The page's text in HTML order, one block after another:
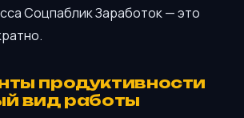
Соцпаблик Заработок — это
продуктивности
вид работы